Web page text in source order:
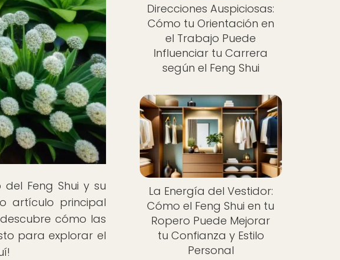
Feng Shui y su
artículo principal
cómo las
para explorar el
Direcciones Auspiciosas:
Cómo tu Orientación en
el Trabajo Puede
Influenciar tu Carrera
según el Feng Shui
La Energía del Vestidor:
Cómo el Feng Shui en tu
Ropero Puede Mejorar
tu Confianza y Estilo
Personal